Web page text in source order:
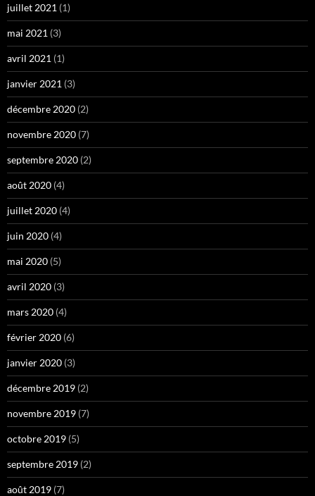
juillet 2021 (1)
mai 2021 (3)
avril 2021 (1)
janvier 2021 (3)
décembre 2020 (2)
novembre 2020 (7)
septembre 2020 (2)
août 2020 (4)
juillet 2020 (4)
juin 2020 (4)
mai 2020 (5)
avril 2020 (3)
mars 2020 (4)
février 2020 (6)
janvier 2020 (3)
décembre 2019 (2)
novembre 2019 (7)
octobre 2019 (5)
septembre 2019 (2)
août 2019 (7)